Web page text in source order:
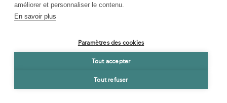
améliorer et personnaliser le contenu.
En savoir plus
Paramètres des cookies
Tout accepter
Tout refuser
La Vie des Classiques